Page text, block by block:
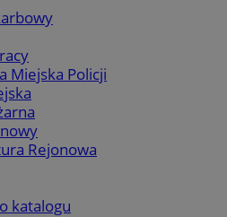
Miejska Policji
Rejonowa
katalogu